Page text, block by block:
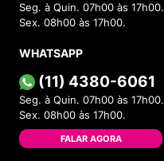
Seg. à Quin. 07h00 às 17h00.
Sex. 08h00 às 17h00.
WHATSAPP
(11) 4380-6061
Seg. à Quin. 07h00 às 17h00.
Sex. 08h00 às 17h00.
FALAR AGORA